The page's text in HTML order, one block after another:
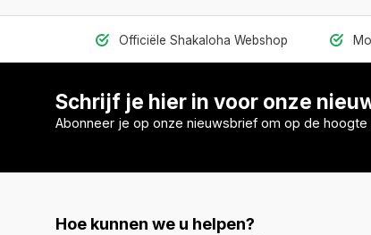
Officiële Shakaloha Webshop
Schrijf je hier in voor onze
Abonneer je op onze nieuwsbrief om op de hoogte
Hoe kunnen we u helpen?